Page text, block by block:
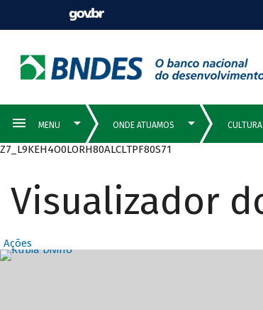
Z7_L9KEH4O0LORH80ALCLTPF80S71
Visualizador
Ações
Destaques